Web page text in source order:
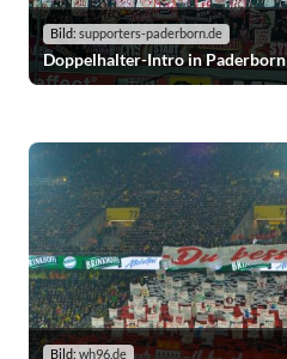
Bild: supporters-paderborn.de
Doppelhalter-Intro in Paderborn
Bild: wh96.de